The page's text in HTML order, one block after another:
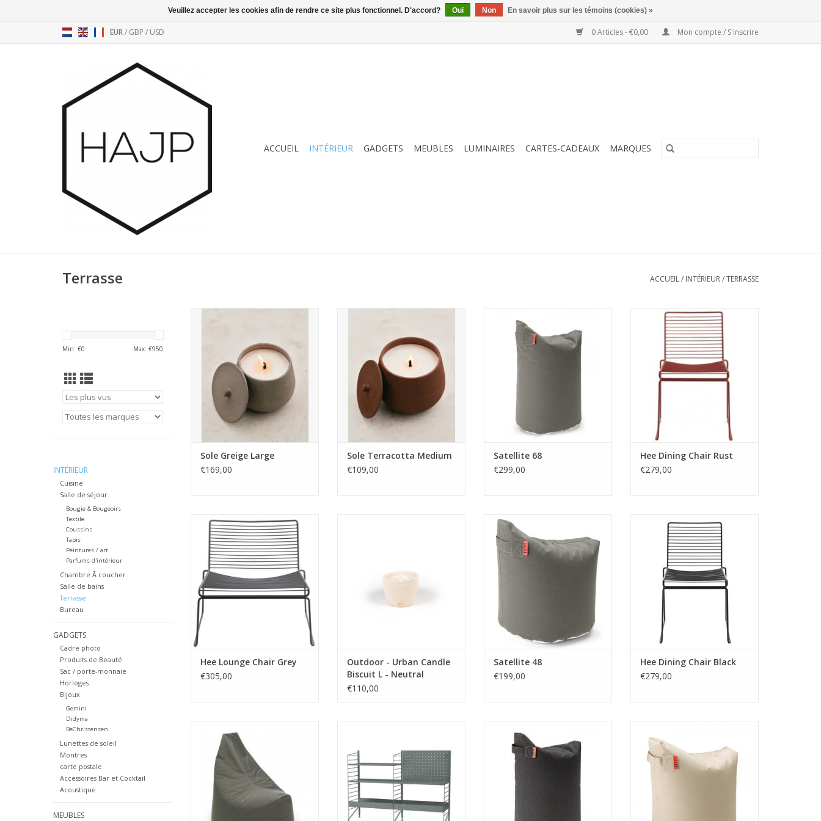
EUR/ GBP / USD 0 Articles - €0,00 Mon compte / S'inscrire
ACCUEIL INTÉRIEUR GADGETS MEUBLES LUMINAIRES CARTES-CADEAUX MARQUES
Terrasse ACCUEIL/ INTÉRIEUR/TERRASSE
Min: €0 Max: €950
INTÉRIEUR
Cuisine
Salle de séjour
Bougie & Bougeoirs
Textile
Coussins
Tapis
Peintures / art
Parfums d'intérieur
Chambre Ã coucher
Salle de bains
Terrasse
Bureau
GADGETS
Cadre photo
Produits de Beauté
Sac / porte-monnaie
Horloges
Bijoux
Gemini
Didyma
BeChristensen
Lunettes de soleil
Montres
carte postale
Accessoires Bar et Cocktail
Acoustique
MEUBLES
nous voyons autour de nous
dans la nature. Sole n'est pas
qu'une bougie d'extérieur, c'est
une véritable ode à la nature.
Avec sa forme ronde et ses
nuances natu
AJOUTER AU PANIER
Sole Greige Large
€169,00
textures chaudes et douces que
nous voyons autour de nous
dans la nature. Sole n'est pas
qu'une bougie d'extérieur, c'est
une véritable ode à la nature.
Avec sa forme ronde et ses
nuances natu
AJOUTER AU PANIER
Sole Terracotta Medium
€109,00
Matériel: toile enduite
Dimensions: Dia 45 cm H68.
Couleur: Gris
peut être utilisé à la fois à
l'Intérieur et à l'extérieur.
facile à nettoyer avec du savon
Couleurs disponibles: graphite,
Satellite 68
€299,00
Marque: HAY
Design: Hee Welling
Matière: Acier
Dimensions: W41 / 47,5 / D40 50
H47 / 79
Couleur: Rouge
Hee Dining Chair Rust
€279,00
Marque: HAY
Design: Hee Welling
Matière: Acier
Dimensions: W72 D67 H37 /
67cm.
Couleur: Gris
Hee Lounge Chair Grey
€305,00
Emballé dans un luxueux sac en
jute.
La collection urbaine est faite
NEUTRE : Cette bougie n'a pas de
pa
Outdoor - Urban Candle
Biscuit L - Neutral
€110,00
Note: TRIMM COPENHAGUE
Matériel: toile enduite
Dimensions: Dia 65 H90 siège
40cm.
facile à nettoyer avec du savon
Couleurs disponibles: graphite,
chine
Satellite 48
€199,00
Marque: HAY
Design: Hee Welling
Matière: Acier
Dimensions: W41 / 47,5 / D40 50
H47 / 79
Couleur: Noir
Hee Dining Chair Black
€279,00
Matériel: toile enduite
Dimensions: Dia 65 H90 siège
40cm.
Couleur: Gris
peut être utilisé à la fois à
l'Intérieur et à l'extérieur.
facile à nettoyer avec du savon
extérieur. Cette combinaison à
deux sections de taille moyenne
est optimale pour le plus grand
balcon ou patio. Un mélange
d'étagères en métal galvanisé
avec des bords hauts et bas
Matériel: toile enduite
Dimensions: Dia 45 cm H68.
l'Intérieur et à l'extérieur.
facile à nettoyer avec du savon
Matériel: toile enduite
Dimensions: Dia 65 H90 siège
40cm.
Veuillez accepter les cookies afin de rendre ce site plus fonctionnel. D'accord? Oui Non En savoir plus sur les témoins (cookies) »